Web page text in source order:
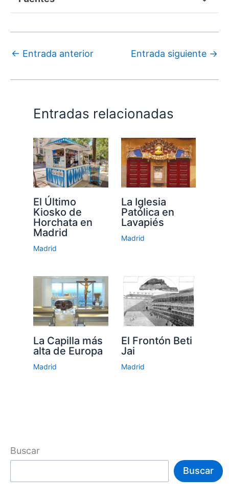
← Entrada anterior Entrada siguiente →
Entradas relacionadas
El Último
Kiosko de
Horchata en
Madrid
Madrid
La Iglesia
Patólica en
Lavapiés
Madrid
La Capilla más
alta de Europa
Madrid
El Frontón Beti
Jai
Madrid
Buscar
Buscar